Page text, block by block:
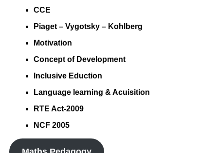
CCE
Piaget – Vygotsky – Kohlberg
Motivation
Concept of Development
Inclusive Eduction
Language learning & Acuisition
RTE Act-2009
NCF 2005